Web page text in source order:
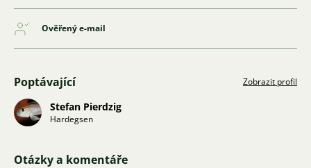
Ověřený e-mail
Poptávající Zobrazit profil
Stefan Pierdzig
Hardegsen
Otázky a komentáře